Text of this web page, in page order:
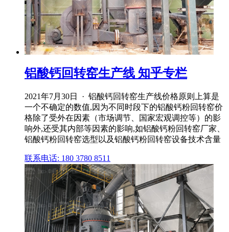
铝酸钙回转窑生产线 知乎专栏
2021年7月30日 · 铝酸钙回转窑生产线价格原则上算是
一个不确定的数值,因为不同时段下的铝酸钙粉回转窑价
格除了受外在因素（市场调节、国家宏观调控等）的影
响外,还受其内部等因素的影响,如铝酸钙粉回转窑厂家、
铝酸钙粉回转窑选型以及铝酸钙粉回转窑设备技术含量
联系电话: 180 3780 8511